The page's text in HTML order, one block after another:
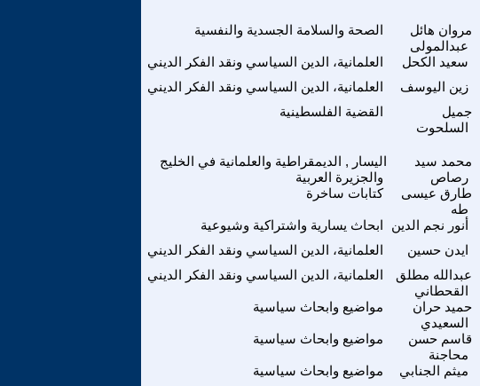
الصحة والسلامة الجسدية والنفسية
مروان هائل
عبدالمولى
العلمانية، الدين السياسي ونقد الفكر الديني سعيد الكحل
العلمانية، الدين السياسي ونقد الفكر الديني
زين اليوسف
القضية الفلسطينية
جميل
السلحوت
اليسار , الديمقراطية والعلمانية في الخليج
والجزيرة العربية
محمد سيد
رصاص
كتابات ساخرة
طارق عيسى
طه
ابحاث يسارية واشتراكية وشيوعية أنور نجم الدين
العلمانية، الدين السياسي ونقد الفكر الديني
ايدن حسين
العلمانية، الدين السياسي ونقد الفكر الديني
عبدالله مطلق
القحطاني
مواضيع وابحاث سياسية
حميد حران
السعيدي
مواضيع وابحاث سياسية
قاسم حسن
محاجنة
مواضيع وابحاث سياسية ميثم الجنابي